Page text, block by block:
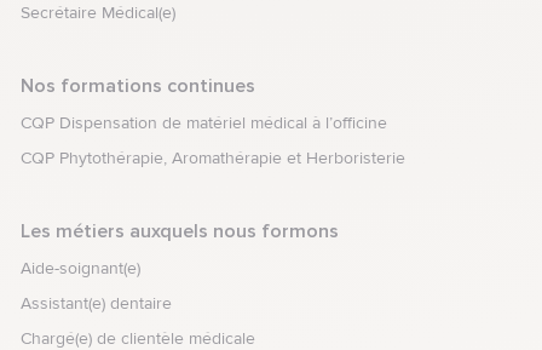
Secrétaire Médical(e)
Nos formations continues
CQP Dispensation de matériel médical à l’officine
CQP Phytothérapie, Aromathérapie et Herboristerie
Les métiers auxquels nous formons
Aide-soignant(e)
Assistant(e) dentaire
Chargé(e) de clientèle médicale